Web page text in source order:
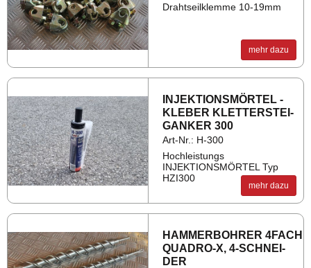
Drahtseilklemme 10-19mm
mehr dazu
IN­JEK­TI­ONS­MÖR­TEL -
KLE­BER KLET­TER­STEI­
GAN­KER 300
Art-Nr.: H-300
Hochleistungs
INJEKTIONSMÖRTEL Typ
HZI300
mehr dazu
HAM­MER­BOH­RER 4FACH
QUA­DRO-X, 4-SCHNEI­
DER